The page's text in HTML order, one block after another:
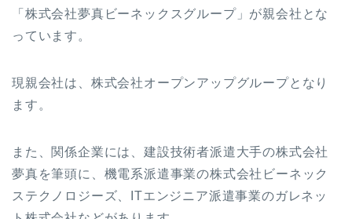
「株式会社夢真ビーネックスグループ」が親会社とな
っています。
現親会社は、株式会社オープンアップグループとなり
ます。
また、関係企業には、建設技術者派遣大手の株式会社
夢真を筆頭に、機電系派遣事業の株式会社 ビーネック
ステクノロジーズ、ITエンジニア派遣事業のガレネッ